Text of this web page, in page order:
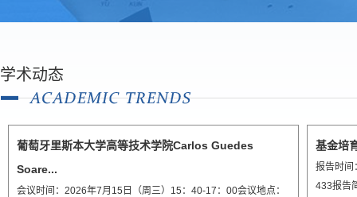
学术动态
葡萄牙里斯本大学高等技术学院Carlos Guedes
Soare...
会议时间：2026年7月15日（周三）15：40-17：00会议地点：
基金培
报告时间
433报告